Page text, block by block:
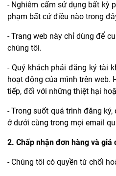
- Nghiêm cấm sử dụng bất kỳ
phạm bất cứ điều nào trong
- Trang web này chỉ dùng để
chúng tôi.
- Quý khách phải đăng ký tài
hoạt động của mình trên web.
tiếp, đối với những thiệt hại
- Trong suốt quá trình đăng
ở dưới cùng trong mọi email
2. Chấp nhận đơn hàng và giá
- Chúng tôi có quyền từ chối